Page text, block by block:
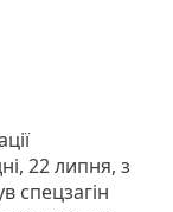
22 липня, з
спецзагін